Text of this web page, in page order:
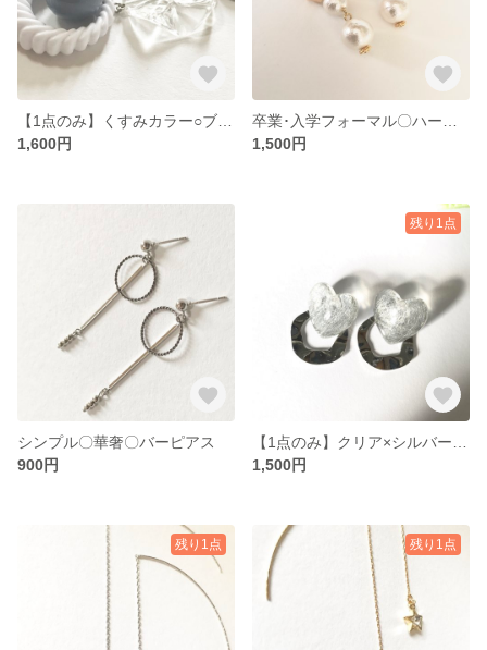
1,600円
1,500円
シンプル〇華奢〇バーピアス
900円
残り1点
1,500円
残り1点 残り1点